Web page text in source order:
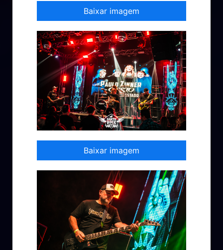
Baixar imagem
Baixar imagem